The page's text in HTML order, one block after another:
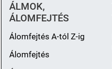
ÁLMOK,
ÁLOMFEJTÉS
Álomfejtés A-tól Z-ig
Álomfejtés